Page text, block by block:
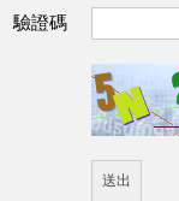
驗證碼